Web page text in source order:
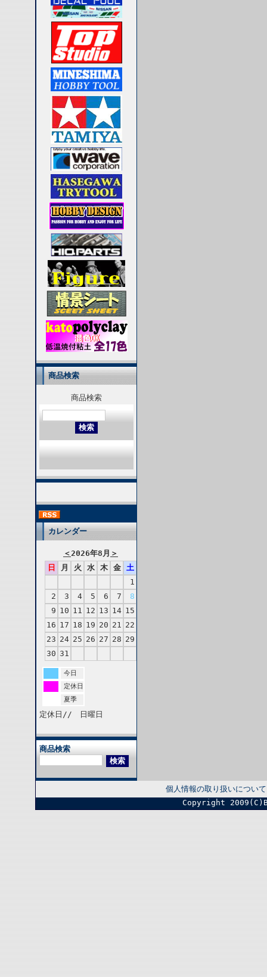
商品検索
商品検索
カレンダー
＜2026年8月 ＞
日
月 火 水 木 金
土
1
2
3 4 5 6 7
8
9 10 11 12 13 14 15
16 17 18 19 20 21 22
23 24 25 26 27 28 29
30 31
今日
定休日
夏季
定休日// 日曜日
商品検索
個人情報の取り扱いについて
Copyright